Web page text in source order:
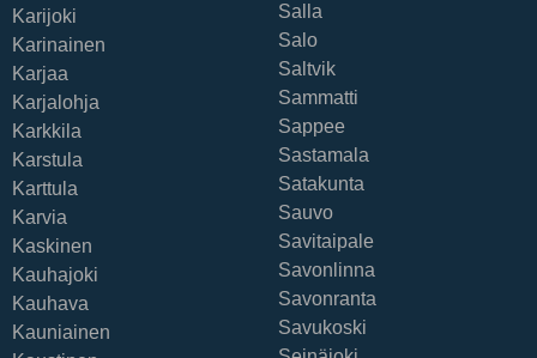
Karijoki
Karinainen
Karjaa
Karjalohja
Karkkila
Karstula
Karttula
Karvia
Kaskinen
Kauhajoki
Kauhava
Kauniainen
Salla
Salo
Saltvik
Sammatti
Sappee
Sastamala
Satakunta
Sauvo
Savitaipale
Savonlinna
Savonranta
Savukoski